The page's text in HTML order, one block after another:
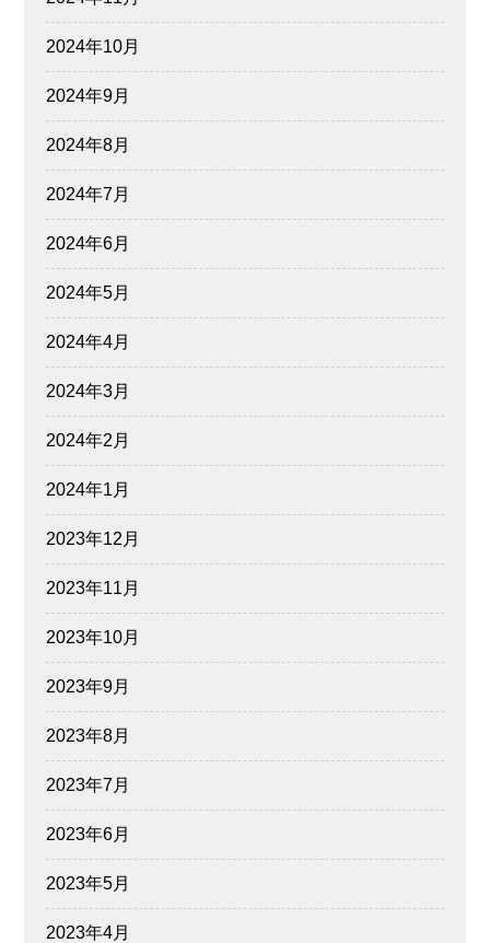
2024年10月
2024年9月
2024年8月
2024年7月
2024年6月
2024年5月
2024年4月
2024年3月
2024年2月
2024年1月
2023年12月
2023年11月
2023年10月
2023年9月
2023年8月
2023年7月
2023年6月
2023年5月
2023年4月